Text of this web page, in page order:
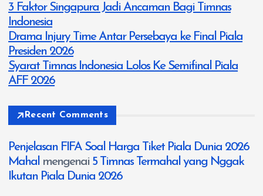
3 Faktor Singapura Jadi Ancaman Bagi Timnas
Indonesia
Drama Injury Time Antar Persebaya ke Final Piala
Presiden 2026
Syarat Timnas Indonesia Lolos Ke Semifinal Piala
AFF 2026
Recent Comments
Penjelasan FIFA Soal Harga Tiket Piala Dunia 2026
Mahal mengenai 5 Timnas Termahal yang Nggak
Ikutan Piala Dunia 2026